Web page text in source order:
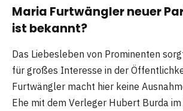
Maria Furtwängler neuer
ist bekannt?
Das Liebesleben von Prominenten
für großes Interesse in der
Furtwängler macht hier keine
Ehe mit dem Verleger Hubert Burda